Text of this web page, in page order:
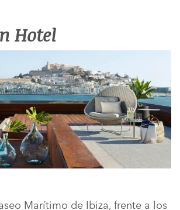
Hotel
Marítimo de Ibiza, frente a los